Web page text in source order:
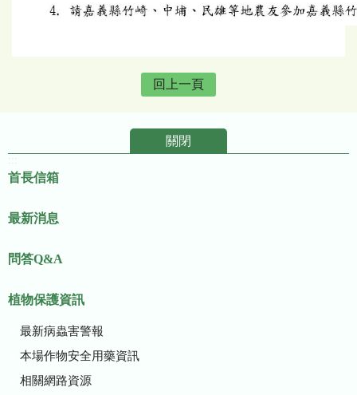
回上一頁
關閉
首長信箱
最新消息
問答Q&A
植物保護資訊
最新病蟲害警報
本場作物安全用藥資訊
相關網路資源